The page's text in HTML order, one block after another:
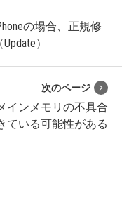
の場合、正規修
）
次のページ
インメモリの不具合
ている可能性がある